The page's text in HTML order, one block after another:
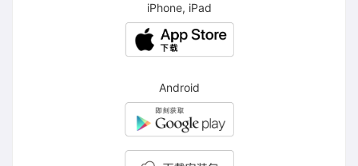
iPhone, iPad
Android